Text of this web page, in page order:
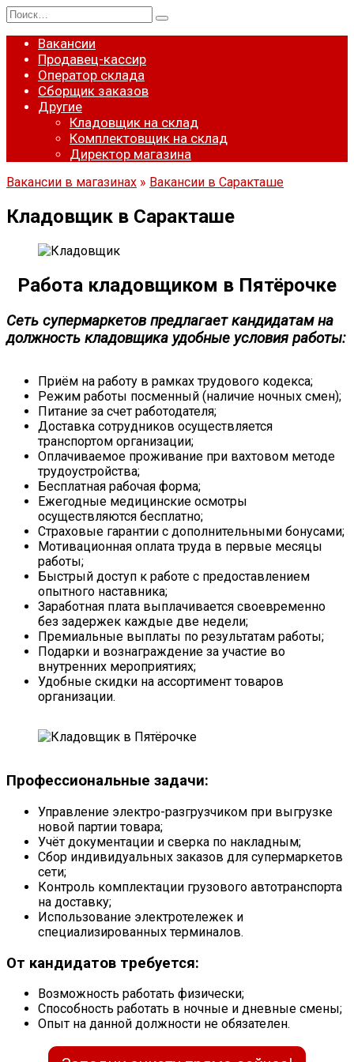
Перейти
к
содержанию
Search
for:
Вакансии
Продавец-кассир
Оператор склада
Сборщик заказов
Другие
Кладовщик на склад
Комплектовщик на склад
Директор магазина
Вакансии в магазинах » Вакансии в Саракташе
Кладовщик в Саракташе
Работа кладовщиком в Пятёрочке
Сеть супермаркетов предлагает кандидатам на
должность кладовщика удобные условия работы:
Приём на работу в рамках трудового кодекса;
Режим работы посменный (наличие ночных смен);
Питание за счет работодателя;
Доставка сотрудников осуществляется
транспортом организации;
Оплачиваемое проживание при вахтовом методе
трудоустройства;
Бесплатная рабочая форма;
Ежегодные медицинские осмотры
осуществляются бесплатно;
Страховые гарантии с дополнительными бонусами;
Мотивационная оплата труда в первые месяцы
работы;
Быстрый доступ к работе с предоставлением
опытного наставника;
Заработная плата выплачивается своевременно
без задержек каждые две недели;
Премиальные выплаты по результатам работы;
Подарки и вознаграждение за участие во
внутренних мероприятиях;
Удобные скидки на ассортимент товаров
организации.
Профессиональные задачи:
Управление электро-разгрузчиком при выгрузке
новой партии товара;
Учёт документации и сверка по накладным;
Сбор индивидуальных заказов для супермаркетов
сети;
Контроль комплектации грузового автотранспорта
на доставку;
Использование электротележек и
специализированных терминалов.
От кандидатов требуется:
Возможность работать физически;
Способность работать в ночные и дневные смены;
Опыт на данной должности не обязателен.